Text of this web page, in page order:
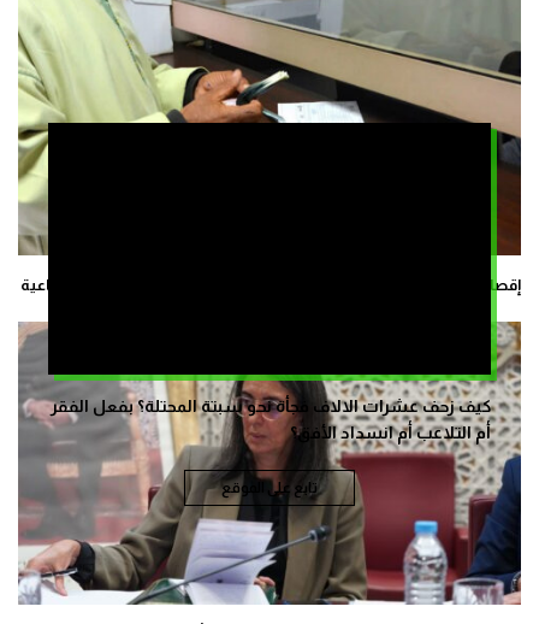
كيف زحف عشرات الالاف فجأة نحو سبتة المحتلة؟ بفعل الفقر
أم التلاعب أم انسداد الأفق؟
تابع على الموقع
إقصاء مليون مغربي من “دعم الفقراء” يساءل تنزيل ورش الحماية الاجتماعية